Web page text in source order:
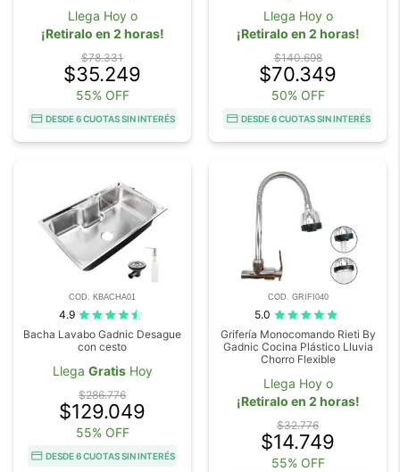
Llega Hoy o
¡Retiralo en 2 horas!
$78.331
$35.249
55% OFF
DESDE 6 CUOTAS SIN INTERÉS
Llega Hoy o
¡Retiralo en 2 horas!
$140.698
$70.349
50% OFF
DESDE 6 CUOTAS SIN INTERÉS
COD. KBACHA01
4.9
Bacha Lavabo Gadnic Desague
con cesto
Llega GratisHoy
$286.776
$129.049
55% OFF
DESDE 6 CUOTAS SIN INTERÉS
COD. GRIFI040
5.0
Grifería Monocomando Rieti By
Gadnic Cocina Plástico Lluvia
Chorro Flexible
Llega Hoy o
¡Retiralo en 2 horas!
$32.776
$14.749
55% OFF